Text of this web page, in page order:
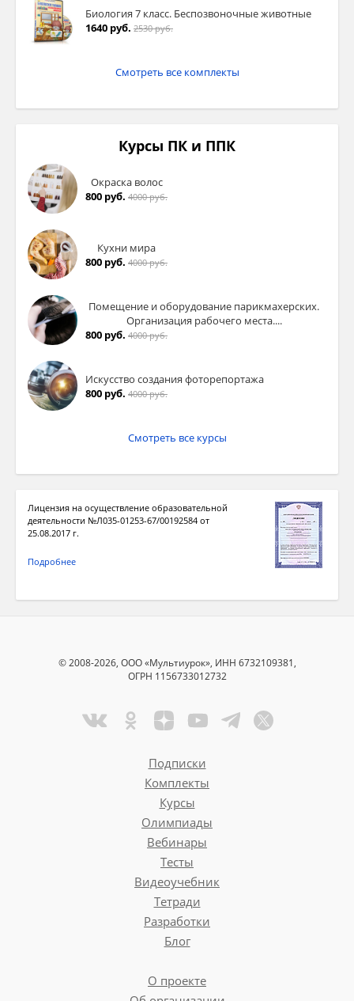
Биология 7 класс. Беспозвоночные животные
1640 руб. 2530 руб.
Смотреть все комплекты
Курсы ПК и ППК
Окраска волос
800 руб. 4000 руб.
Кухни мира
800 руб. 4000 руб.
Помещение и оборудование парикмахерских.
Организация рабочего места....
800 руб. 4000 руб.
Искусство создания фоторепортажа
800 руб. 4000 руб.
Смотреть все курсы
Лицензия на осуществление образовательной
деятельности №Л035-01253-67/00192584 от
25.08.2017 г.
Подробнее
© 2008-2026, ООО «Мультиурок», ИНН 6732109381,
ОГРН 1156733012732
Подписки
Комплекты
Курсы
Олимпиады
Вебинары
Тесты
Видеоучебник
Тетради
Разработки
Блог
О проекте